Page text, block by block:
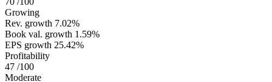
Growing
Rev. growth 7.02%
Book val. growth 1.59%
EPS growth 25.42%
Profitability
47 /100
Moderate